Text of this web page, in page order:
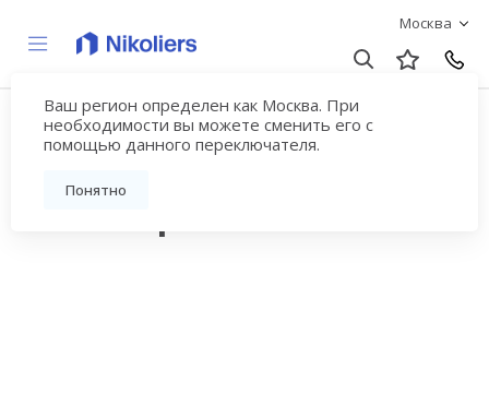
Москва
Ваш регион определен как Москва. При
необходимости вы можете сменить его с
помощью данного переключателя.
Понятно
Купить квартиру
новостройку у метро